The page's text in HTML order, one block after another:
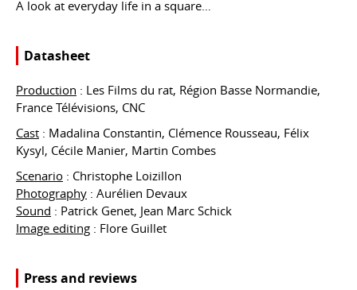
A look at everyday life in a square…
Datasheet
Production : Les Films du rat, Région Basse Normandie,
France Télévisions, CNC
Cast : Madalina Constantin, Clémence Rousseau, Félix
Kysyl, Cécile Manier, Martin Combes
Scenario : Christophe Loizillon
Photography : Aurélien Devaux
Sound : Patrick Genet, Jean Marc Schick
Image editing : Flore Guillet
Press and reviews